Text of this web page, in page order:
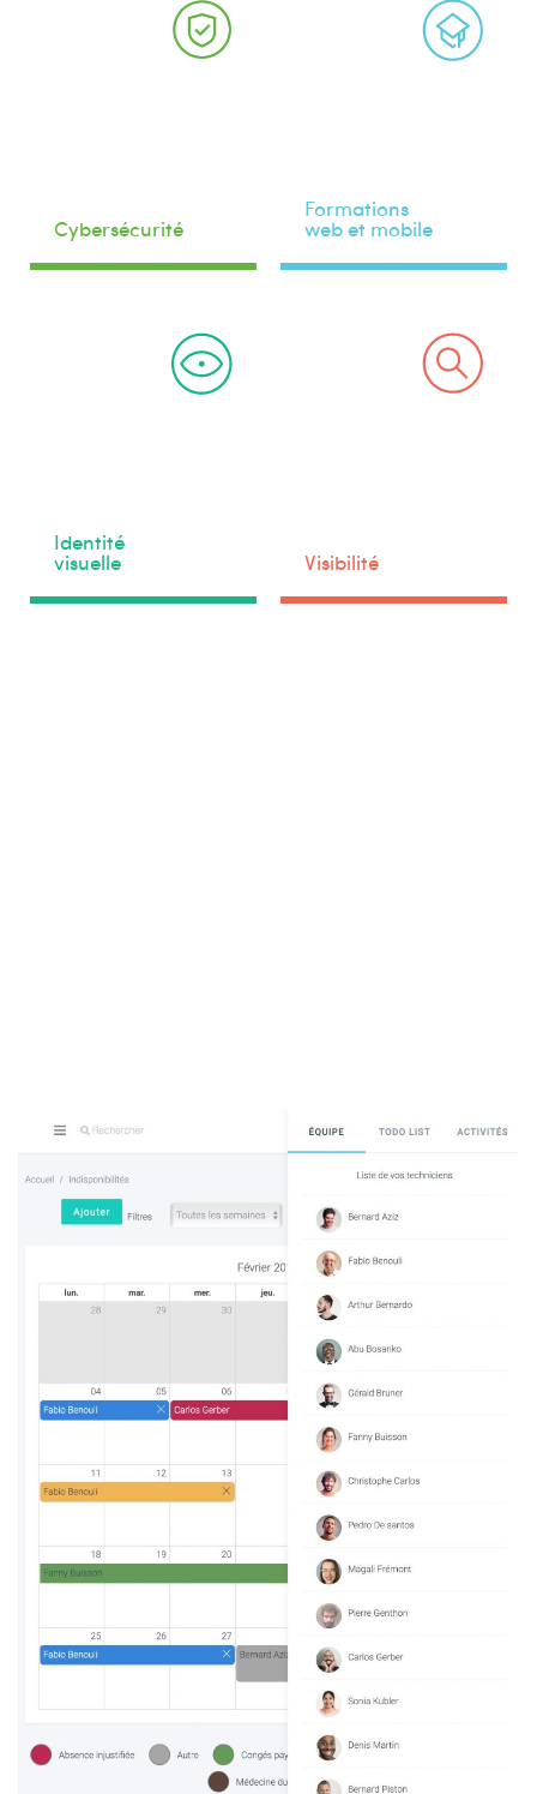
Cybersécurité
Formations
web et mobile
Identité
visuelle Visibilité